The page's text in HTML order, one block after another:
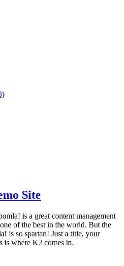
Site
is a great content management
of the best in the world. But the
is so spartan! Just a title, your
is where K2 comes in.